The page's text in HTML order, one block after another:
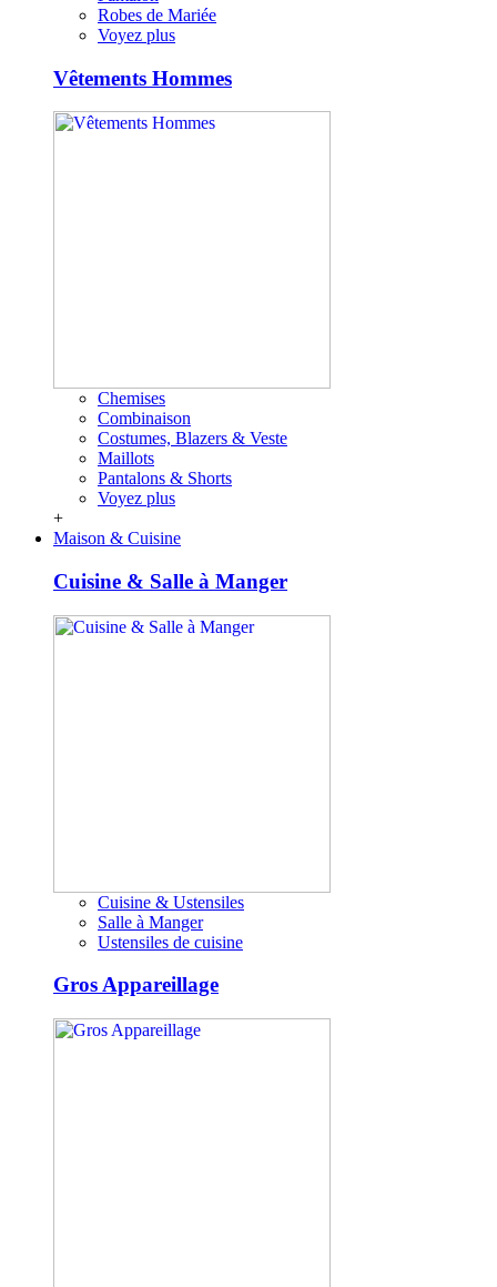
Robes de Mariée
Voyez plus
Vêtements Hommes
Chemises
Combinaison
Costumes, Blazers & Veste
Maillots
Pantalons & Shorts
Voyez plus
+
Maison & Cuisine
Cuisine & Salle à Manger
Cuisine & Ustensiles
Salle à Manger
Ustensiles de cuisine
Gros Appareillage